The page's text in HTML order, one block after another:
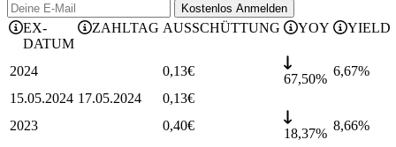
Kostenlos Anmelden
EX-
DATUM
ZAHLTAG AUSSCHÜTTUNG YOY YIELD
2024 0,13€
67,50%
6,67%
15.05.2024 17.05.2024 0,13€
2023
0,40€
18,37%
8,66%